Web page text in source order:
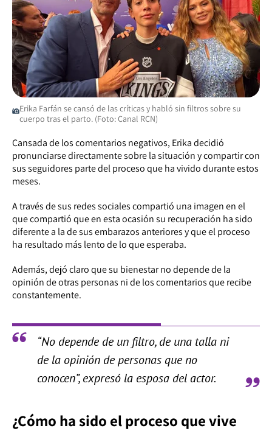
Erika Farfán se cansó de las críticas y habló sin filtros sobre su
cuerpo tras el parto. (Foto: Canal RCN)
Cansada de los comentarios negativos, Erika decidió
pronunciarse directamente sobre la situación y compartir con
sus seguidores parte del proceso que ha vivido durante estos
meses.
A través de sus redes sociales compartió una imagen en el
que compartió que en esta ocasión su recuperación ha sido
diferente a la de sus embarazos anteriores y que el proceso
ha resultado más lento de lo que esperaba.
Además, dejó claro que su bienestar no depende de la
opinión de otras personas ni de los comentarios que recibe
constantemente.
“No depende de un filtro, de una talla ni
de la opinión de personas que no
conocen”, expresó la esposa del actor.
¿Cómo ha sido el proceso que vive